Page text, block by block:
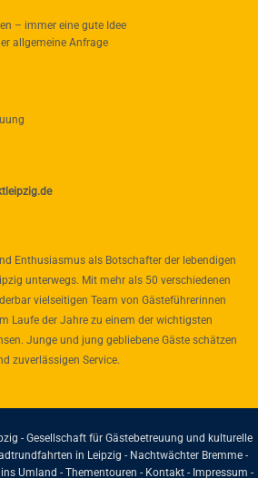
– immer eine gute Idee
allgemeine Anfrage
Enthusiasmus als Botschafter der lebendigen
unterwegs. Mit mehr als 50 verschiedenen
vielseitigen Team von Gästeführerinnen
Laufe der Jahre zu einem der wichtigsten
Junge und jung gebliebene Gäste schätzen
zuverlässigen Service.
- Gesellschaft für Gästebetreuung und kulturelle
in Leipzig - Nachtwächter Bremme -
Umland - Thementouren - Kontakt- Impressum -